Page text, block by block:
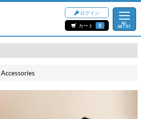
ログイン
カート
0
ALL
ARTIST
Accessories